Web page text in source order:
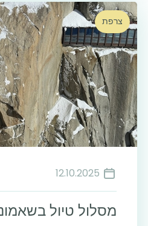
צרפת
12.10.2025
מסלול טיול